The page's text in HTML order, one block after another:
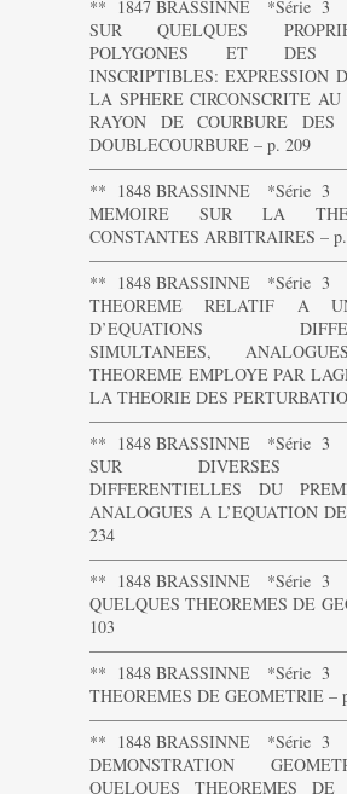
** 1847 BRASSINNE *Série
SUR QUELQUES
POLYGONES ET DES
INSCRIPTIBLES: EXPRESSION
LA SPHERE CIRCONSCRITE
RAYON DE COURBURE DES
DOUBLECOURBURE – p. 209
** 1848 BRASSINNE *Série
MEMOIRE SUR LA
CONSTANTES ARBITRAIRES –
** 1848 BRASSINNE *Série
THEOREME RELATIF A
D’EQUATIONS
SIMULTANEES,
THEOREME EMPLOYE PAR
LA THEORIE DES
** 1848 BRASSINNE *Série
SUR DIVERSES
DIFFERENTIELLES DU
ANALOGUES A L’EQUATION
234
** 1848 BRASSINNE *Série
QUELQUES THEOREMES DE
103
** 1848 BRASSINNE *Série
THEOREMES DE GEOMETRIE –
** 1848 BRASSINNE *Série
DEMONSTRATION
QUELQUES THEOREMES